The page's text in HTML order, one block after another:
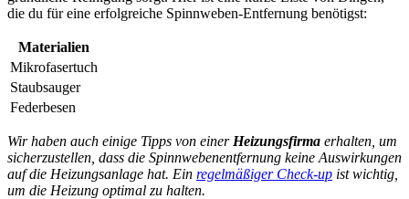
die du für eine erfolgreiche Spinnweben-Entfernung benötigst:
Materialien
Mikrofasertuch
Staubsauger
Federbesen
Wir haben auch einige Tipps von einer Heizungsfirma erhalten, um
sicherzustellen, dass die Spinnwebenentfernung keine Auswirkungen
auf die Heizungsanlage hat. Ein regelmäßiger Check-up ist wichtig,
um die Heizung optimal zu halten.